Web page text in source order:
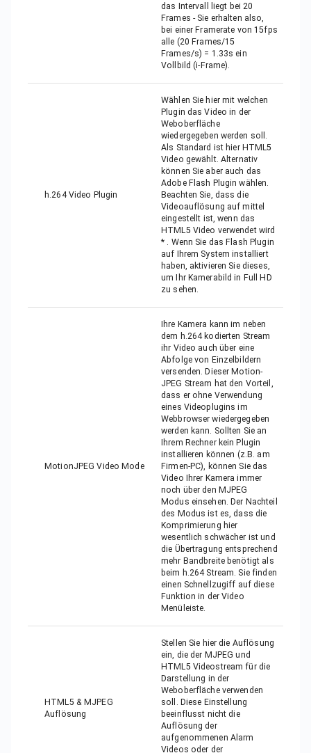
das Intervall liegt bei 20
Frames - Sie erhalten also,
bei einer Framerate von 15fps
alle (20 Frames/15
Frames/s) = 1.33s ein
Vollbild (i-Frame).
h.264 Video Plugin
Wählen Sie hier mit welchen
Plugin das Video in der
Weboberfläche
wiedergegeben werden soll.
Als Standard ist hier HTML5
Video gewählt. Alternativ
können Sie aber auch das
Adobe Flash Plugin wählen.
Beachten Sie, dass die
Videoauflösung auf mittel
eingestellt ist, wenn das
HTML5 Video verwendet wird
* . Wenn Sie das Flash Plugin
auf Ihrem System installiert
haben, aktivieren Sie dieses,
um Ihr Kamerabild in Full HD
zu sehen.
MotionJPEG Video Mode
Ihre Kamera kann im neben
dem h.264 kodierten Stream
ihr Video auch über eine
Abfolge von Einzelbildern
versenden. Dieser Motion-
JPEG Stream hat den Vorteil,
dass er ohne Verwendung
eines Videoplugins im
Webbrowser wiedergegeben
werden kann. Sollten Sie an
Ihrem Rechner kein Plugin
installieren können (z.B. am
Firmen-PC), können Sie das
Video Ihrer Kamera immer
noch über den MJPEG
Modus einsehen. Der Nachteil
des Modus ist es, dass die
Komprimierung hier
wesentlich schwächer ist und
die Übertragung entsprechend
mehr Bandbreite benötigt als
beim h.264 Stream. Sie finden
einen Schnellzugiff auf diese
Funktion in der Video
Menüleiste.
HTML5 & MJPEG
Auflösung
Stellen Sie hier die Auflösung
ein, die der MJPEG und
HTML5 Videostream für die
Darstellung in der
Weboberfläche verwenden
soll. Diese Einstellung
beeinflusst nicht die
Auflösung der
aufgenommenen Alarm
Videos oder der